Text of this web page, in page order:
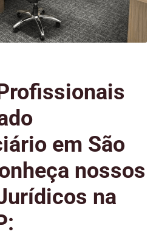
em São
nossos
na